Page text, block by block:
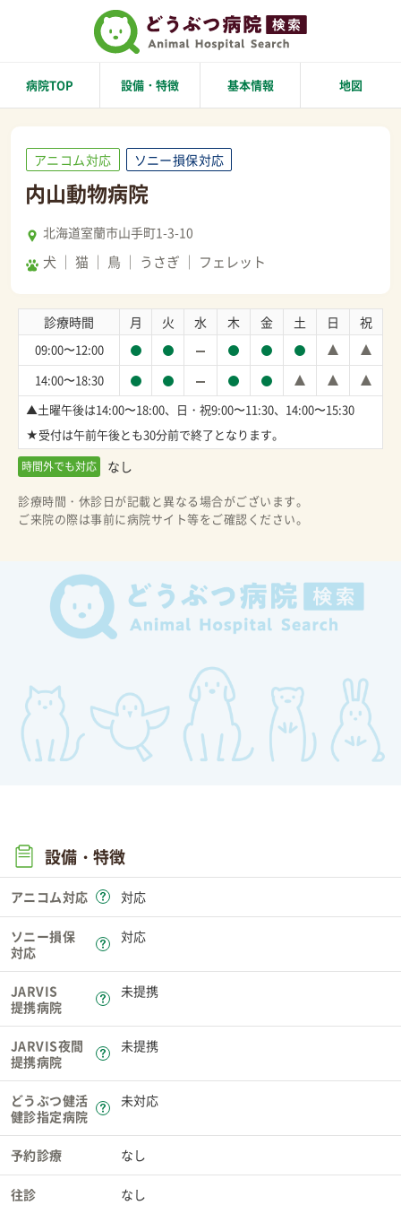
病院TOP 設備・特徴 基本情報 地図
アニコム対応 ソニー損保対応
内山動物病院
北海道室蘭市山手町1-3-10
犬 猫 鳥 うさぎ フェレット
診療時間 月 火 水 木 金 土 日 祝
09:00〜12:00
14:00〜18:30
▲土曜午後は14:00〜18:00、日・祝9:00〜11:30、14:00〜15:30
★受付は午前午後とも30分前で終了となります。
時間外でも対応 なし
診療時間・休診日が記載と異なる場合がございます。
ご来院の際は事前に病院サイト等をご確認ください。
設備・特徴
アニコム対応 対応
ソニー損保
対応
対応
JARVIS
提携病院
未提携
JARVIS夜間
提携病院
未提携
どうぶつ健活
健診指定病院
未対応
予約診療 なし
往診 なし